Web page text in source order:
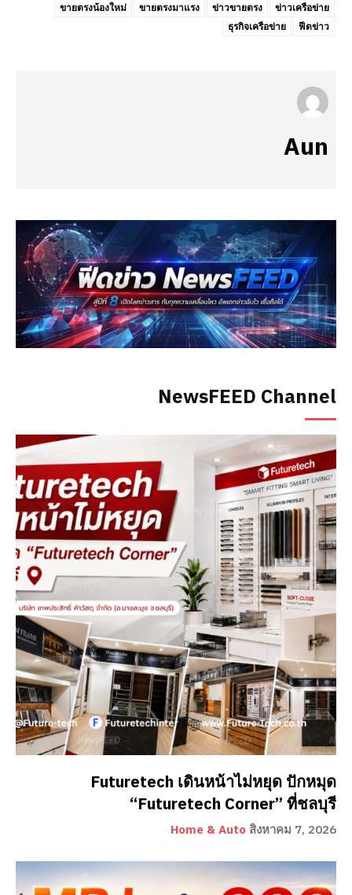
NewsFEED Channel
Futuretech เดินหน้าไม่หยุด ปักหมุด
“Futuretech Corner” ที่ชลบุรี
Home & Auto สิงหาคม 7, 2026
ขายตรงน้องใหม่
ขายตรงมาแรง ข่าวขายตรง
ข่าวเครือข่าย
ธุรกิจเครือข่าย
ฟีดข่าว
Aun